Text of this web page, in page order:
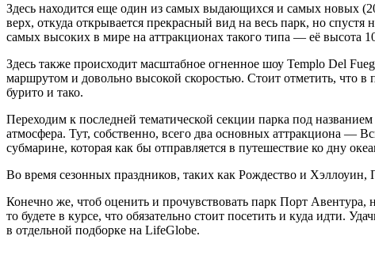
Здесь находится еще один из самых выдающихся и самых новых
верх, откуда открывается прекрасный вид на весь парк, но
самых высоких в мире на аттракционах такого типа — её высота
Здесь также происходит масштабное огненное шоу Templo Del
маршрутом и довольно высокой скоростью. Стоит отметить, что
бурито и тако.
Переходим к последней тематической секции парка под
атмосфера. Тут, собственно, всего два основных аттракциона —
субмарине, которая как бы отправляется в путешествие ко дну
Во время сезонных праздников, таких как Рождество и
Конечно же, чтоб оценить и прочувствовать парк Порт Авентура,
то будете в курсе, что обязательно стоит посетить и куда идти.
в отдельной подборке на LifeGlobe.